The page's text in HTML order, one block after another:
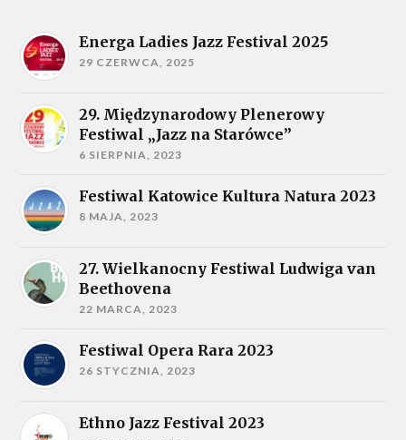
Energa Ladies Jazz Festival 2025
29 CZERWCA, 2025
29. Międzynarodowy Plenerowy
Festiwal „Jazz na Starówce”
6 SIERPNIA, 2023
Festiwal Katowice Kultura Natura 2023
8 MAJA, 2023
27. Wielkanocny Festiwal Ludwiga van
Beethovena
22 MARCA, 2023
Festiwal Opera Rara 2023
26 STYCZNIA, 2023
Ethno Jazz Festival 2023